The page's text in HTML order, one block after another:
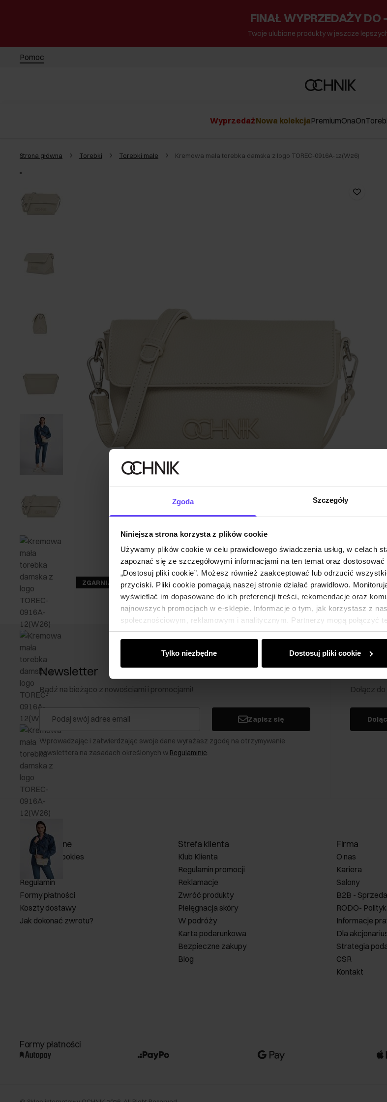
Zgoda Szczegóły
Niniejsza strona korzysta z plików cookie
Używamy plików cookie w celu prawidłowego świadczenia usług, w celach
zapoznać się ze szczegółowymi informacjami na ten temat oraz
„Dostosuj pliki cookie”. Możesz również zaakceptować lub odrzucić
przyciski. Pliki cookie pomagają naszej stronie działać prawidłowo.
wyświetlać im dopasowane do ich preferencji treści, rekomendacje oraz
najnowszych promocjach w e-sklepie. Informacje o tym, jak korzystasz z
społecznościowym, reklamowym i analitycznym. Partnerzy mogą połączyć
od Ciebie lub uzyskanymi podczas korzystania z ich usług.
Tylko niezbędne Dostosuj pliki cookie
FINAŁ WYPRZEDAŻY DO
Twoje ulubione produkty w jeszcze
Pomoc
WyprzedażNowa kolekcjaPremiumOnaOn
Strona główna Torebki Torebki małe Kremowa mała torebka damska z logo TOREC-0916A-12(W26)
ZGARNIJ -30%
Newsletter
Bądź na bieżąco z nowościami i promocjami!
Zapisz się
Wprowadzając i zatwierdzając swoje dane wyrażasz zgodę na otrzymywanie
newslettera na zasadach określonych w Regulaminie.
Klub
Dołącz
Zakupy online
Zarządzaj cookies
O sklepie
Regulamin
Formy płatności
Koszty dostawy
Jak dokonać zwrotu?
Strefa klienta
Klub Klienta
Regulamin promocji
Reklamacje
Zwróć produkty
Pielęgnacja skóry
W podróży
Karta podarunkowa
Bezpieczne zakupy
Blog
Firma
O nas
Kariera
Salony
B2B -
RODO-
Informacje
Dla
Strategia
CSR
Kontakt
Formy płatności